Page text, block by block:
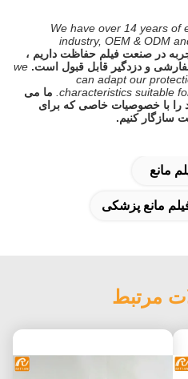
We have over 14 years
industry, OEM & ODM
سال تجربه در صنعت فیلم حفاظت داریم ،
we
can adapt our
characteristics suitable
ما می
را با خصوصیات خاصی که برای
سازگار کنیم.
مانع
مانع پزشکی
مرتبط